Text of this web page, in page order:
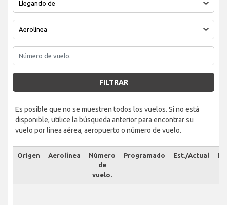
FILTRAR
Es posible que no se muestren todos los vuelos. Si no está
disponible, utilice la búsqueda anterior para encontrar su
vuelo por línea aérea, aeropuerto o número de vuelo.
Origen Aerolínea
Número
de
vuelo.
Programado Est./Actual